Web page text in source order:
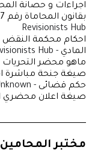
اجراءات و حصانة
بقانون المحاماة رقم 17 لسنه 1983
Revisionists Hub
احكام محكمة النقض
المادي - Meta Editors and Revisionists Hub
ماهو محضر التحريات
صيغة جنحة مباشرة
حكم قضائى - Unknown
صيغة اعلان محضري
مختبر